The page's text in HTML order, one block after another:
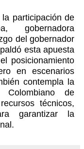
participación de
gobernadora
del gobernador
esta apuesta
posicionamiento
en escenarios
contempla la
de
técnicos,
garantizar la